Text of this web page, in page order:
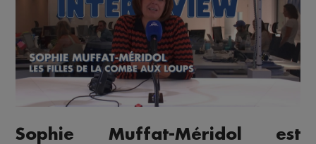
Sophie Muffat-Méridol est